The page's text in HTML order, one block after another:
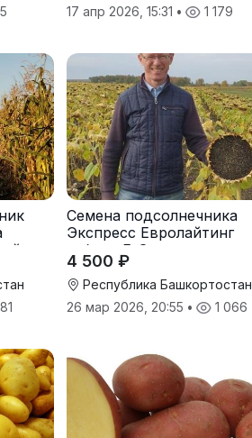
17 апр 2026, 15:31 • 1 179
Семена подсолнечника
Экспресс Евролайтинг
гибрид F-G+
4 500 ₽
Республика Башкортостан
26 мар 2026, 20:55 • 1 066